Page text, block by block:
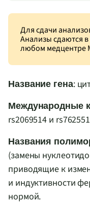
Для сдачи
Анализы сдаются
любом медцентре
Название гена:
Международные
rs2069514 и rs762551
Названия
(замены
приводящие к
и индуктивности
нормой.